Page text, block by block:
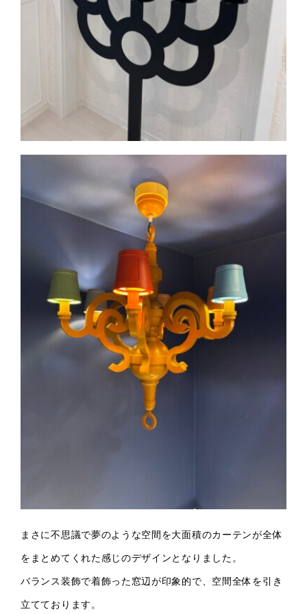
まさに不思議で夢のような空間を大面積のカーテンが全体
をまとめてくれた感じのデザインとなりました。
バランス装飾で着飾った窓辺が印象的で、空間全体を引き
立てております。